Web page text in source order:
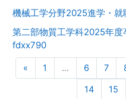
機械工学分野2025進学・
第二部物質工学科2025年
fdxx790
«前のページ
1 … 6 7
14
15